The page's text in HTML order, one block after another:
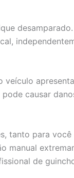
causar
tanto para
manual
de